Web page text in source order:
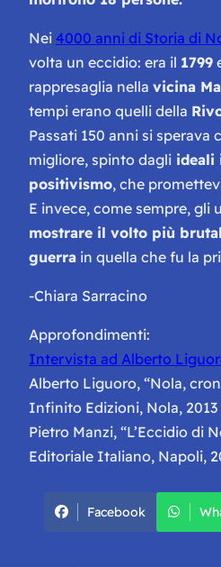
Nei 4000 anni di Storia di
volta un eccidio: era il 1799
rappresaglia nella vicina
tempi erano quelli della
Passati 150 anni si sperava
migliore, spinto dagli ideali
positivismo, che
E invece, come sempre, gli
mostrare il volto più
guerra in quella che fu la
-Chiara Sarracino
Approfondimenti:
Intervista ad Alberto
Alberto Liguoro, “Nola,
Infinito Edizioni, Nola, 2013
Pietro Manzi, “L’Eccidio di
Editoriale Italiano, Napoli,
Facebook